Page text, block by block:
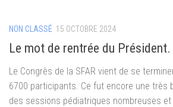
NON CLASSÉ 15 OCTOBRE 2024
Le mot de rentrée du Président.
Le Congrès de la SFAR vient de se
6700 participants. Ce fut encore une très
des sessions pédiatriques nombreuses